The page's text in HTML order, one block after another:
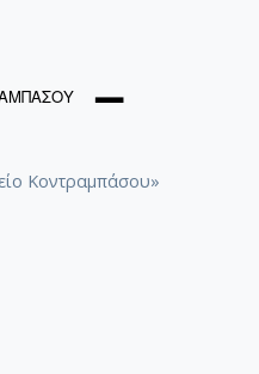
Κοντραμπάσου»